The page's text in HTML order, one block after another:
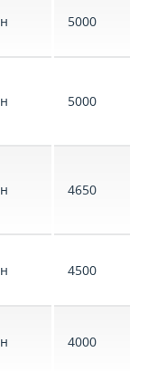
5000
5000
4650
4500
4000